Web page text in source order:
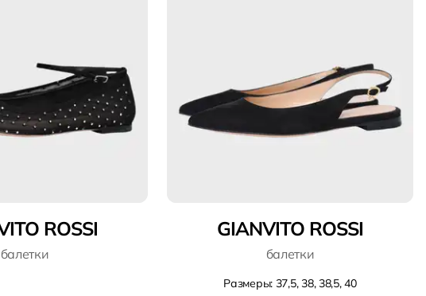
ROSSI
балетки
GIANVITO ROSSI
балетки
Размеры: 37,5, 38, 38,5, 40